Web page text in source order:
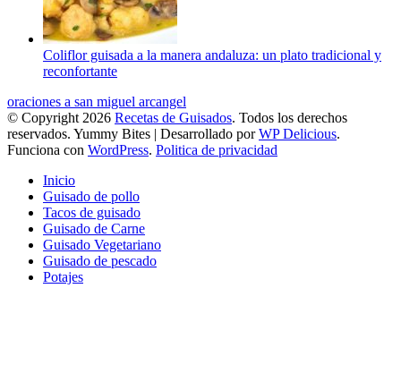
Coliflor guisada a la manera andaluza: un plato tradicional y
reconfortante
oraciones a san miguel arcangel
© Copyright 2026 Recetas de Guisados. Todos los derechos
reservados. Yummy Bites | Desarrollado porWP Delicious.
Funciona con WordPress. Politica de privacidad
Inicio
Guisado de pollo
Tacos de guisado
Guisado de Carne
Guisado Vegetariano
Guisado de pescado
Potajes